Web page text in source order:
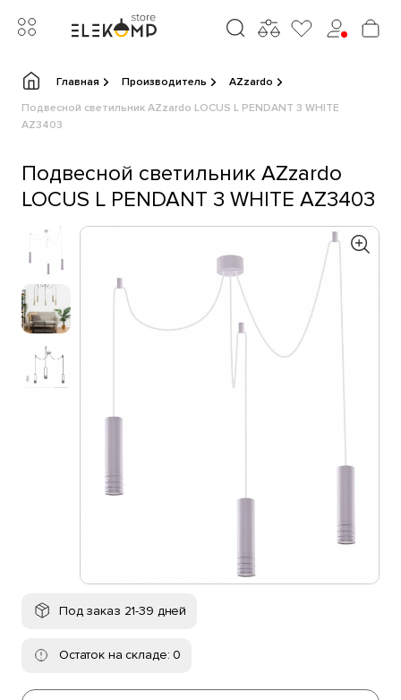
Главная Производитель
AZzardo
Подвесной светильник AZzardo LOCUS L PENDANT 3 WHITE
AZ3403
Подвесной светильник AZzardo
LOCUS L PENDANT 3 WHITE AZ3403
Под заказ 21-39 дней
Остаток на складе: 0